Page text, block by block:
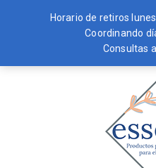
Horario de retiros
Coordinando
Consultas
to